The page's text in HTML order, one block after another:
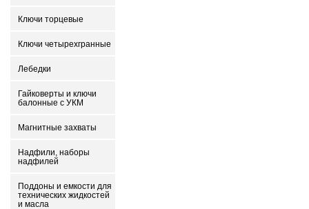
Ключи торцевые
Ключи четырехгранные
Лебедки
Гайковерты и ключи
балонные с УКМ
Магнитные захваты
Надфили, наборы
надфилей
Поддоны и емкости для
технических жидкостей
и масла